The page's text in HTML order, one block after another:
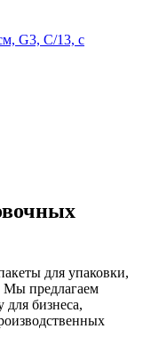
G3, C/13, с
для упаковки,
Мы предлагаем
бизнеса,